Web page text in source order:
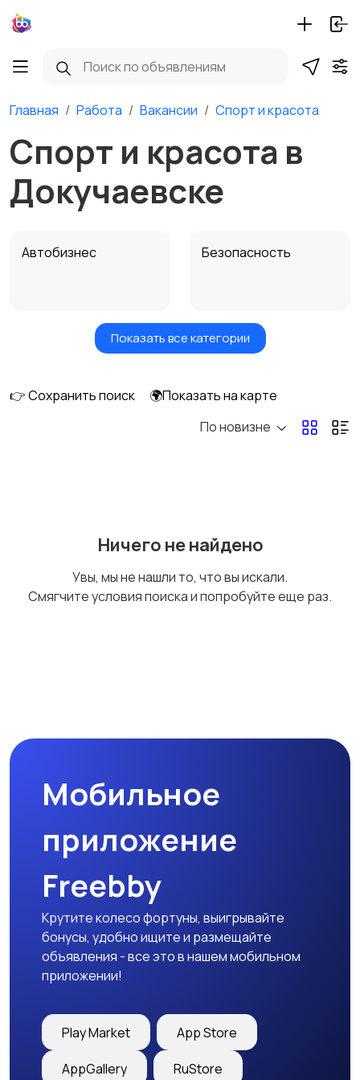
Главная Работа Вакансии Спорт и красота
Спорт и красота в
Докучаевске
Автобизнес Безопасность
Бытовые услуги и
Высший менеджмент
Добыча сырья,
Медицина Начало карьеры
Образование и наука
закупки
Показать все категории
👉 Сохранить поиск
🌍Показать на карте
По новизне
Ничего не найдено
Увы, мы не нашли то, что вы искали.
Смягчите условия поиска и попробуйте еще раз.
Мобильное
приложение
Freebby
Крутите колесо фортуны, выигрывайте
бонусы, удобно ищите и размещайте
объявления - все это в нашем мобильном
приложении!
Play Market App Store
AppGallery RuStore